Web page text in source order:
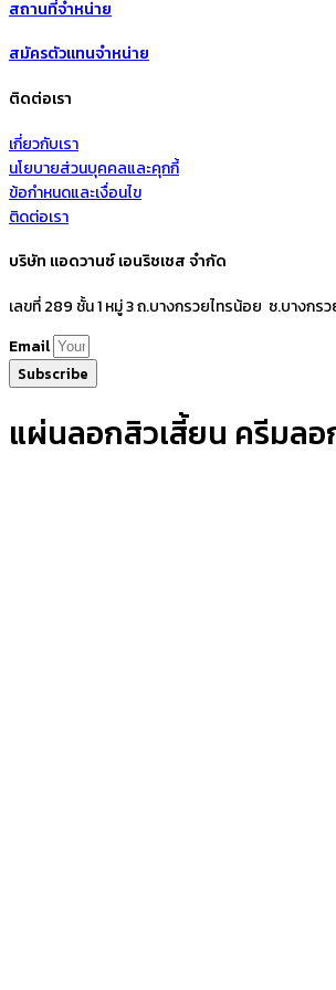
สถานที่จำหน่าย
สมัครตัวแทนจำหน่าย
ติดต่อเรา
เกี่ยวกับเรา
นโยบายส่วนบุคคลและคุกกี้
ข้อกำหนดและเงื่อนไข
ติดต่อเรา
บริษัท แอดวานซ์ เอนริชเชส จำกัด
เลขที่ 289 ชั้น 1 หมู่ 3 ถ.บางกรวยไทรน้อย ซ.บางกร
Email
Subscribe
แผ่นลอกสิวเสี้ยน ครีมลอ